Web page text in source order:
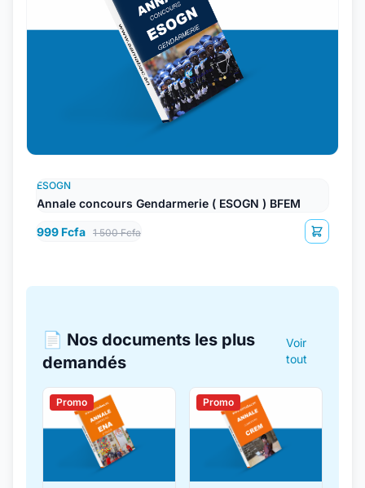
ESOGN
Annale concours Gendarmerie ( ESOGN ) BFEM
999 Fcfa 1 500 Fcfa
📄 Nos documents les plus
demandés
Voir
tout
Promo Promo